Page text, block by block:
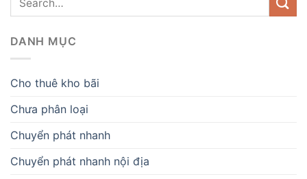
DANH MỤC
Cho thuê kho bãi
Chưa phân loại
Chuyển phát nhanh
Chuyển phát nhanh nội địa